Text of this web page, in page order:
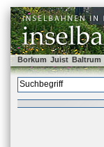
Borkum Juist Baltrum